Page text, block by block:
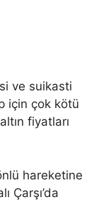
ve suikasti
için çok kötü
fiyatları
hareketine
Çarşı’da